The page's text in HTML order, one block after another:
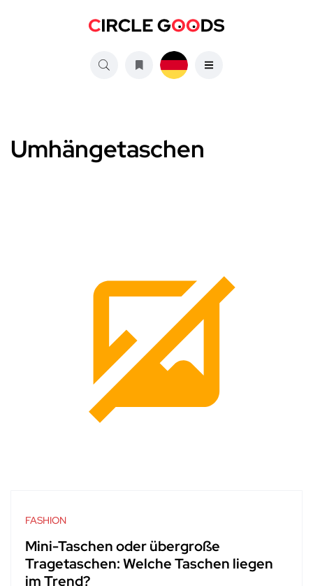
Umhängetaschen
FASHION
Mini-Taschen oder übergroße
Tragetaschen: Welche Taschen liegen
im Trend?